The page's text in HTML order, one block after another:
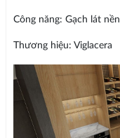
Công năng: Gạch lát nền
Thương hiệu: Viglacera